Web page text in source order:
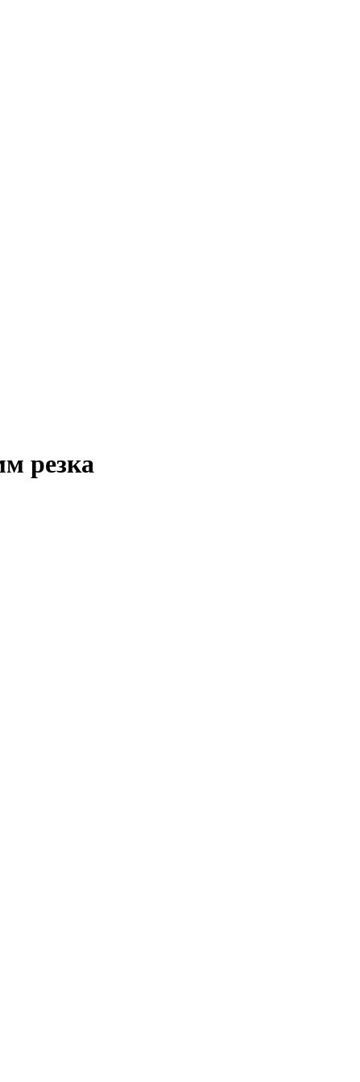
резка